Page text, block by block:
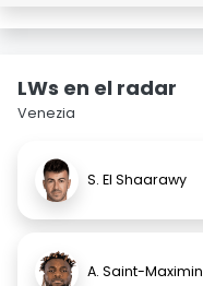
LWs en el radar
Venezia
S. El Shaarawy
A. Saint-Maximin